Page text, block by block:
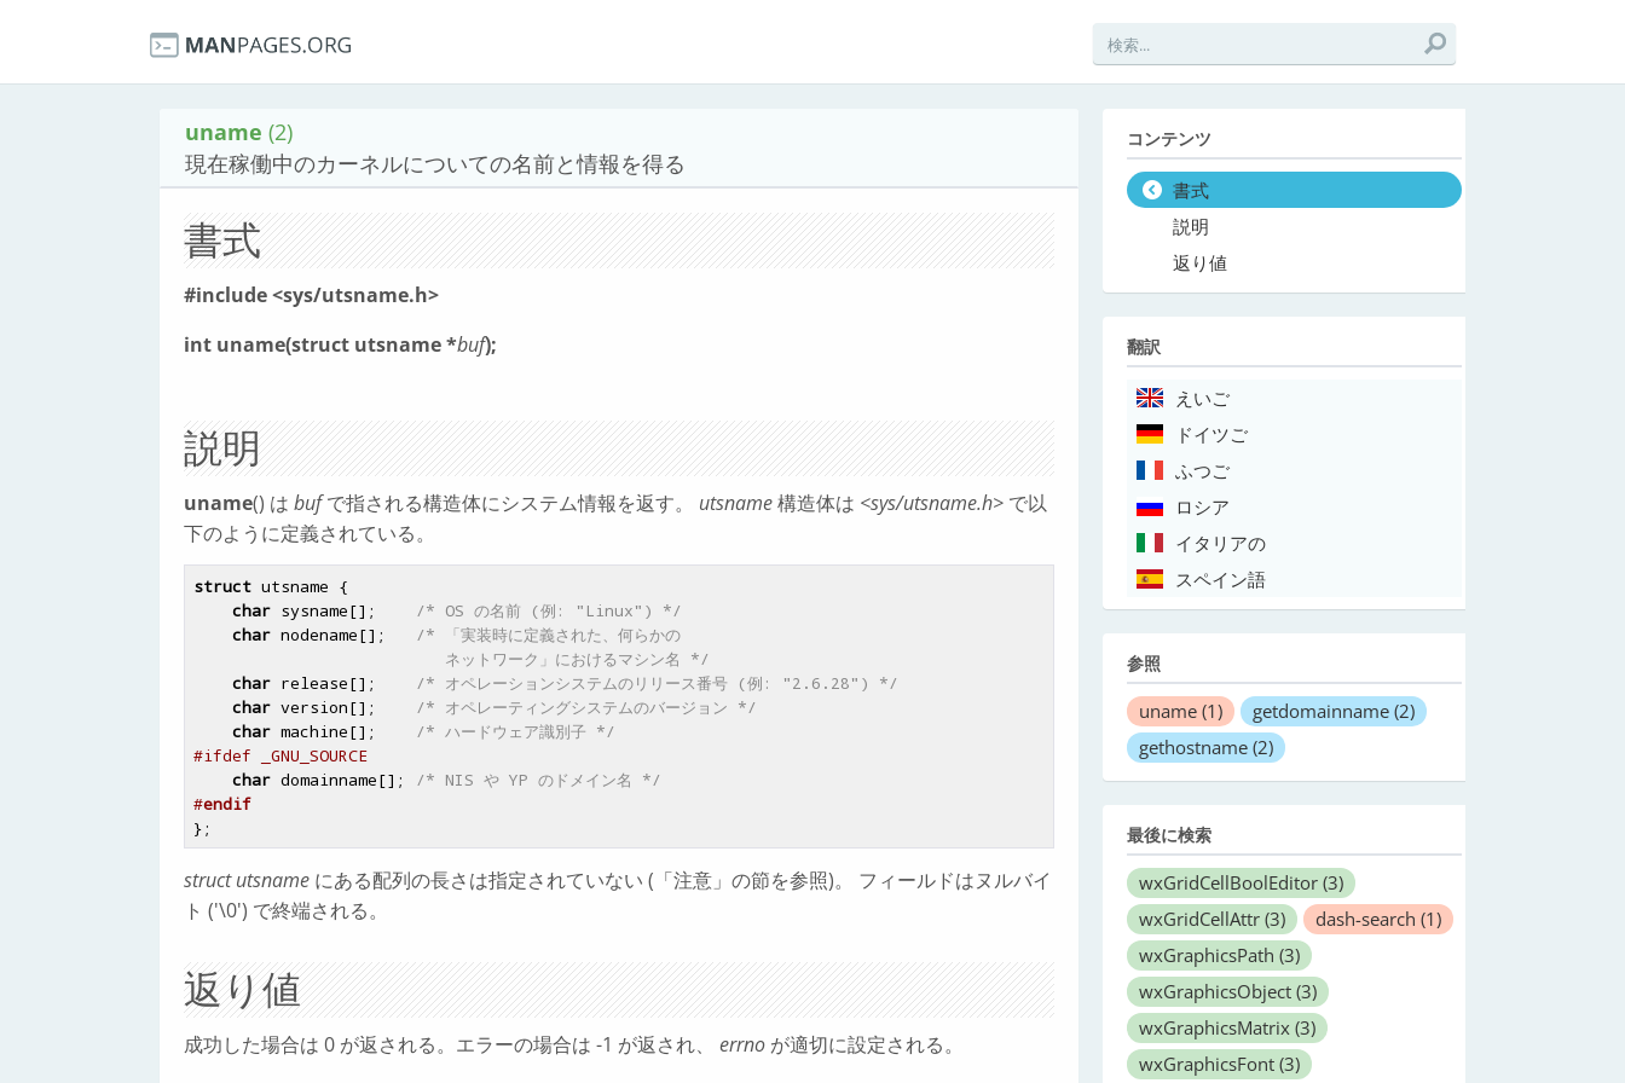
uname (2)
現在稼働中のカーネルについての名前と情報を得る
書式
#include <sys/utsname.h>
int uname(struct utsname *buf);
説明
uname() は bufで指される構造体にシステム情報を返す。 utsname構造体は <sys/utsname.h> で以
下のように定義されている。
struct utsname {
char sysname[];
/* OS の名前 (例: "Linux") */
char nodename[];
/* 「実装時に定義された、何らかの
                          ネットワーク」におけるマシン名 */
char release[];
/* オペレーションシステムのリリース番号 (例: "2.6.28") */
char version[];
/* オペレーティングシステムのバージョン */
char machine[];
/* ハードウェア識別子 */
#ifdef _GNU_SOURCE
char domainname[];
/* NIS や YP のドメイン名 */
#endif
struct utsname にある配列の長さは指定されていない (「注意」の節を参照)。 フィールドはヌルバイ
ト ('\0') で終端される。
返り値
成功した場合は 0 が返される。エラーの場合は -1 が返され、 errno が適切に設定される。
コンテンツ
書式
説明
返り値
翻訳
えいご
ドイツご
ふつご
ロシア
イタリアの
スペイン語
参照
uname (1) getdomainname (2)
gethostname (2)
最後に検索
wxGridCellBoolEditor (3)
wxGridCellAttr (3) dash-search (1)
wxGraphicsPath (3)
wxGraphicsObject (3)
wxGraphicsMatrix (3)
wxGraphicsFont (3)